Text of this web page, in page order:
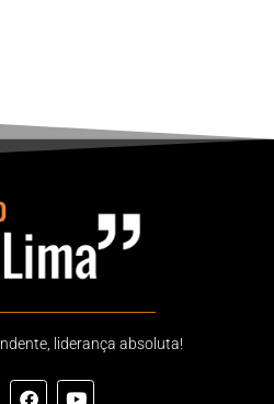
liderança absoluta!